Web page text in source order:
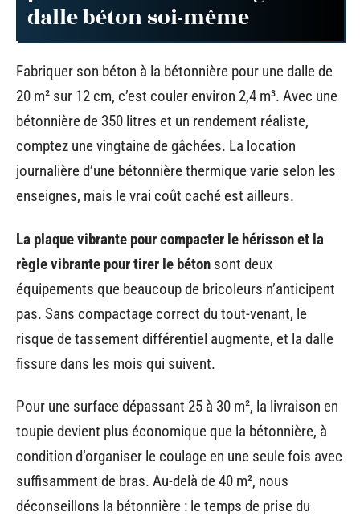
dalle béton soi-même
Fabriquer son béton à la bétonnière pour une dalle de
20 m² sur 12 cm, c’est couler environ 2,4 m³. Avec une
bétonnière de 350 litres et un rendement réaliste,
comptez une vingtaine de gâchées. La location
journalière d’une bétonnière thermique varie selon les
enseignes, mais le vrai coût caché est ailleurs.
La plaque vibrante pour compacter le hérisson et la
règle vibrante pour tirer le béton sont deux
équipements que beaucoup de bricoleurs n’anticipent
pas. Sans compactage correct du tout-venant, le
risque de tassement différentiel augmente, et la dalle
fissure dans les mois qui suivent.
Pour une surface dépassant 25 à 30 m², la livraison en
toupie devient plus économique que la bétonnière, à
condition d’organiser le coulage en une seule fois avec
suffisamment de bras. Au-delà de 40 m², nous
déconseillons la bétonnière : le temps de prise du